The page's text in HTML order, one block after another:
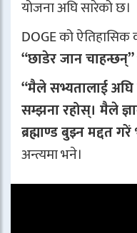
योजना अघि सारेको छ।
DOGE को
“छाडेर जान चाहन्छन्”
“मैले सभ्यतालाई अघि
सम्झना रहोस्। मैले
ब्रह्माण्ड बुझ्न मद्दत
अन्त्यमा भने।